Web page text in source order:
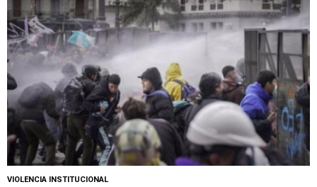
VIOLENCIA INSTITUCIONAL